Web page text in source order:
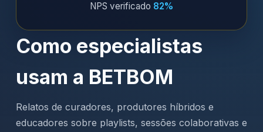
NPS verificado 82%
Como especialistas
usam a BETBOM
Relatos de curadores, produtores híbridos e
educadores sobre playlists, sessões colaborativas e